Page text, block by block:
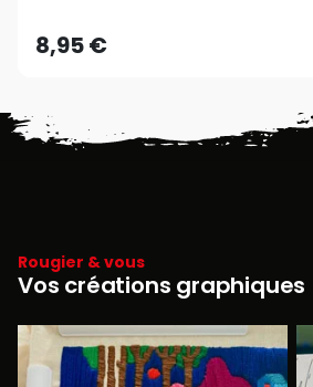
8,95 €
Rougier & vous
Vos créations graphiques